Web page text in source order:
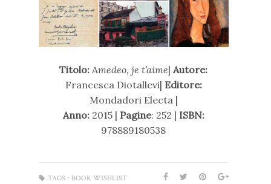
Titolo:Amedeo, je t’aime|Autore:
Francesca Diotallevi| Editore:
Mondadori Electa |
Anno:2015 | Pagine: 252 | ISBN:
978889180538
TAGS : BOOK WISHLIST